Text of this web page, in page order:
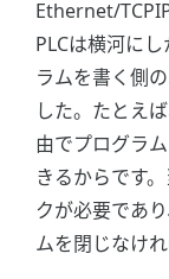
Ethernet/
PLCは横河に
ラムを書く側
した。たとえ
由でプログラ
きるからです
クが必要であ
ムを閉じなけ